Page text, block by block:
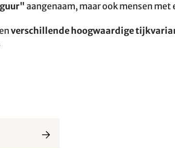
aangenaam, maar ook mensen met
enverschillende hoogwaardige